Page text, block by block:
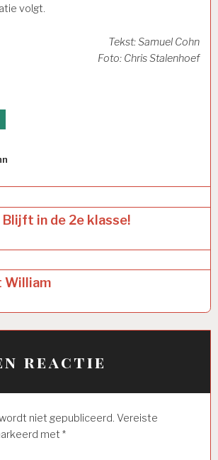
volgt.
Tekst: Samuel Cohn
Foto: Chris Stalenhoef
Blijft in de 2e klasse!
William
reactie
niet gepubliceerd. Vereiste
met *